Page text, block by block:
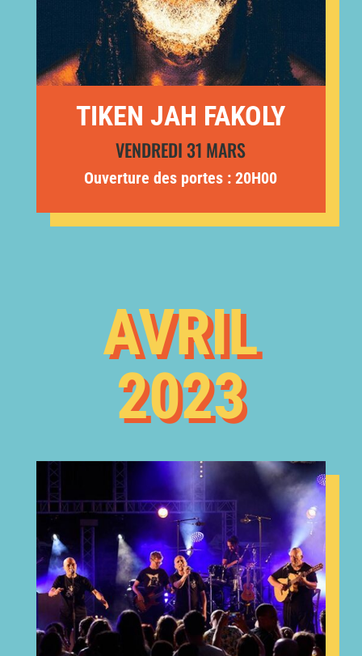
TIKEN JAH FAKOLY
VENDREDI 31 MARS
Ouverture des portes : 20H00
AVRIL
2023